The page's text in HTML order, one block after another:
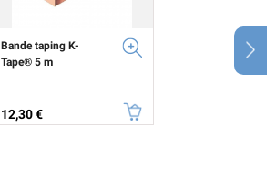
Bande taping K-
Tape® 5 m
Prix
12,30 €